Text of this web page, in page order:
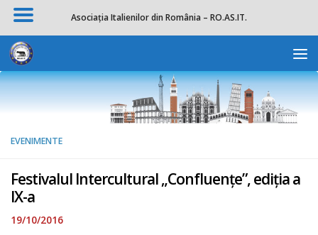
Skip to content
EVENIMENTE
Festivalul Intercultural „Confluențe”, ediția a
IX-a
19/10/2016
Asociația Italienilor din România – RO.AS.IT.